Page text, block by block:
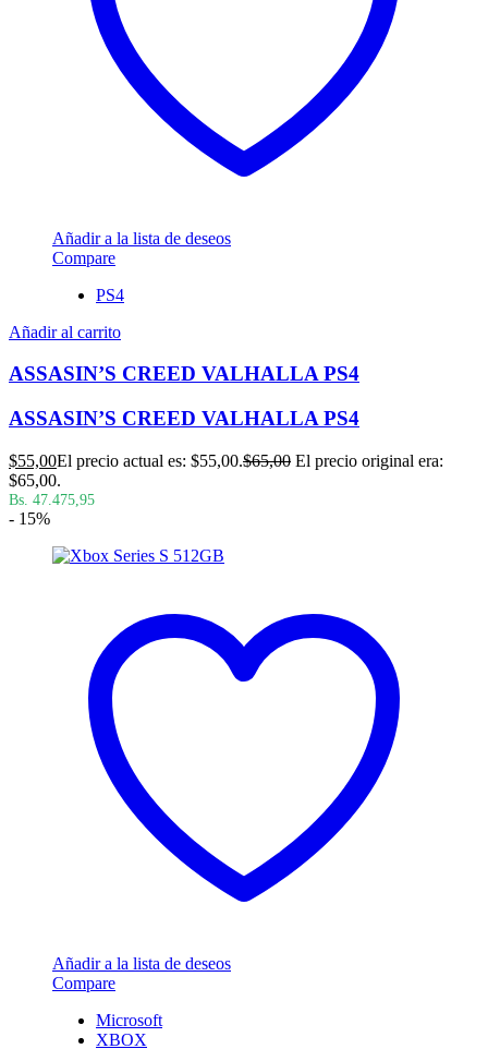
Añadir a la lista de deseos
Compare
PS4
Añadir al carrito
ASSASIN’S CREED VALHALLA PS4
ASSASIN’S CREED VALHALLA PS4
$55,00El precio actual es: $55,00.$65,00 El precio original era:
$65,00.
Bs. 47.475,95
- 15%
Añadir a la lista de deseos
Compare
Microsoft
XBOX